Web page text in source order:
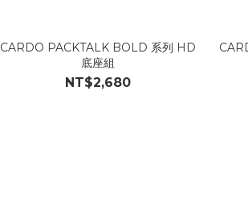
CARDO PACKTALK BOLD 系列 HD
底座組
NT$2,680